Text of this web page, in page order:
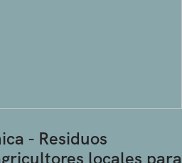
- Residuos
locales para